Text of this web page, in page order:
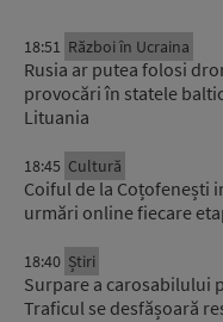
18:51 Război în Ucraina
Rusia ar putea folosi
provocări în statele
Lituania
18:45 Cultură
Coiful de la Coțofenești
urmări online fiecare
18:40 Știri
Surpare a carosabilului
Traficul se desfășoară